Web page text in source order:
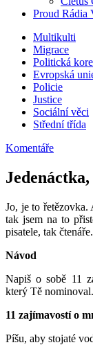
Proud Rádia
Sub
menu
Multikulti
Migrace
Politická
Evropská
Policie
Justice
Sociální věci
Střední třída
Komentáře
Jo, je to řetězovka.
tak jsem na to
pisatele, tak
Návod
Napiš o sobě 11
který Tě
11 zajímavostí o
Píšu, aby stojaté